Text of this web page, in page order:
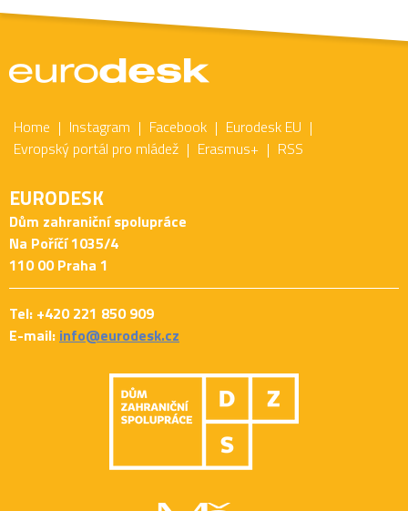
Home Instagram Facebook
Eurodesk EU
Evropský portál pro mládež
Erasmus+ RSS
EURODESK
Dům zahraniční spolupráce
Na Poříčí 1035/4
110 00 Praha 1
Tel: +420 221 850 909
E-mail: info@eurodesk.cz